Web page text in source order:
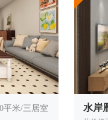
平米/三居室 水岸